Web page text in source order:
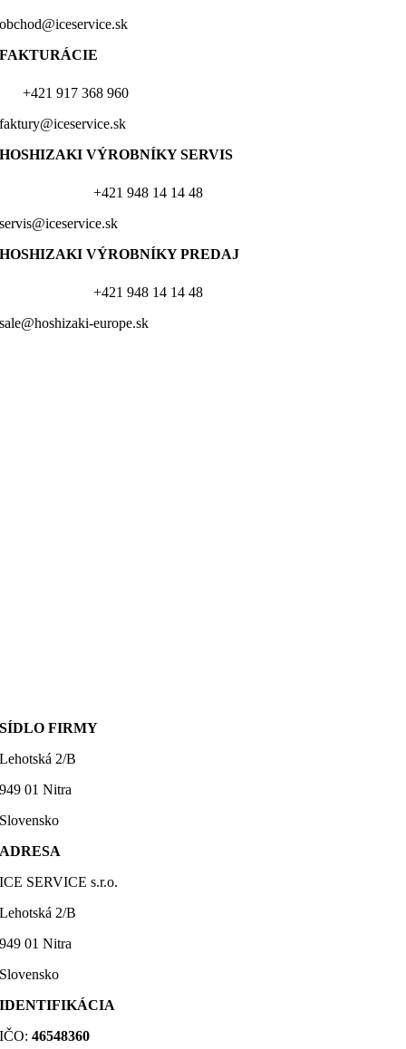
obchod@iceservice.sk
FAKTURÁCIE
+421 917 368 960
faktury@iceservice.sk
HOSHIZAKI VÝROBNÍKYSERVIS
+421 948 14 14 48
servis@iceservice.sk
HOSHIZAKI VÝROBNÍKY PREDAJ
+421 948 14 14 48
sale@hoshizaki-europe.sk
SÍDLO FIRMY
Lehotská 2/B
949 01 Nitra
Slovensko
ADRESA
ICE SERVICE s.r.o.
Lehotská 2/B
949 01 Nitra
Slovensko
IDENTIFIKÁCIA
IČO:46548360